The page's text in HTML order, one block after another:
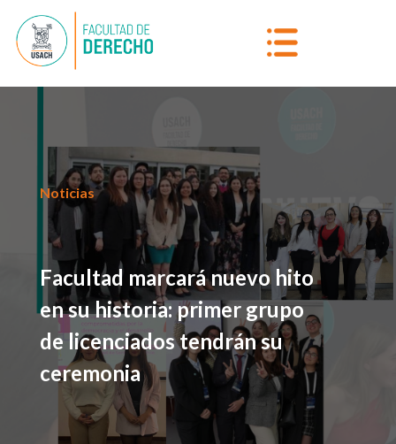
Noticias
Facultad marcará nuevo hito
en su historia: primer grupo
de licenciados tendrán su
ceremonia